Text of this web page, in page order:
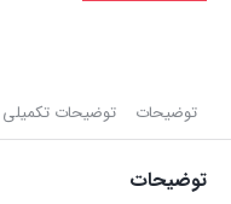
توضیحات توضیحات تکمیلی
توضیحات